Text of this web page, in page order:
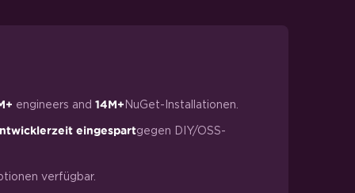
engineers and 14M+ NuGet-Installationen.
eingespartgegen DIY/OSS-
verfügbar.